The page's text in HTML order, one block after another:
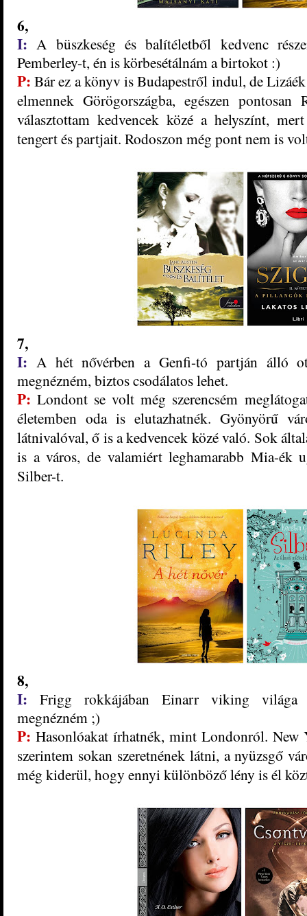
6,
I:A büszkeség és balítéletből kedvenc
Pemberley-t, én is körbesétálnám a birtokot :)
P: Bár ez a könyv is Budapestről indul, de
elmennek Görögországba, egészen
választottam kedvencek közé a helyszínt,
tengert és partjait. Rodoszon még pont nem is
7,
I: A hét nővérben a Genfi-tó partján álló
megnézném, biztos csodálatos lehet.
P: Londont se volt még szerencsém
életemben oda is elutazhatnék. Gyönyörű
látnivalóval, ő is a kedvencek közé való. Sok
is a város, de valamiért leghamarabb Mia-ék
Silber-t.
8,
I: Frigg rokkájában Einarr viking világa
megnézném ;)
P: Hasonlóakat írhatnék, mint Londonról. New
szerintem sokan szeretnének látni, a nyüzsgő
még kiderül, hogy ennyi különböző lény is él